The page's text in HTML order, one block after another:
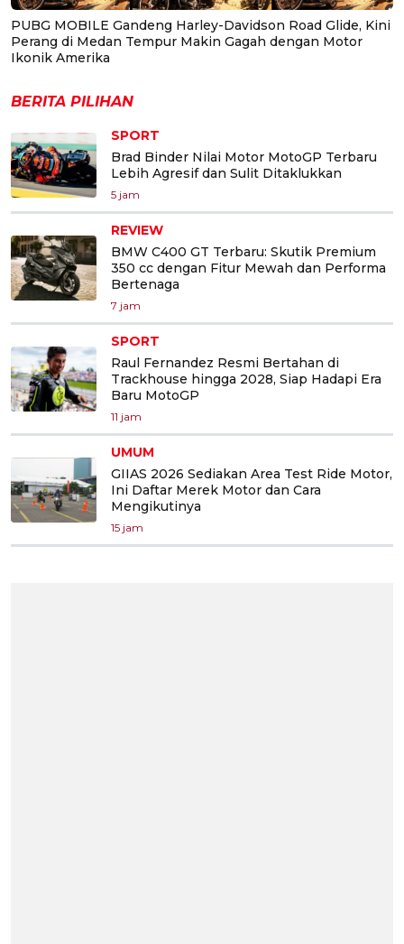
PUBG MOBILE Gandeng Harley-Davidson Road Glide, Kini
Perang di Medan Tempur Makin Gagah dengan Motor
Ikonik Amerika
BERITA PILIHAN
SPORT
Brad Binder Nilai Motor MotoGP Terbaru
Lebih Agresif dan Sulit Ditaklukkan
5 jam
REVIEW
BMW C400 GT Terbaru: Skutik Premium
350 cc dengan Fitur Mewah dan Performa
Bertenaga
7 jam
SPORT
Raul Fernandez Resmi Bertahan di
Trackhouse hingga 2028, Siap Hadapi Era
Baru MotoGP
11 jam
UMUM
GIIAS 2026 Sediakan Area Test Ride Motor,
Ini Daftar Merek Motor dan Cara
Mengikutinya
15 jam